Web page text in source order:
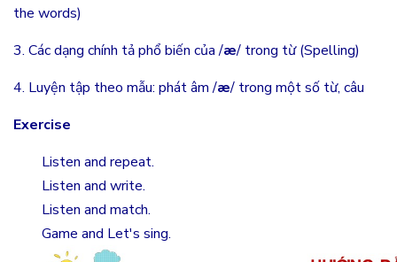
the words)
3. Các dạng chính tả phổ biến của /æ/ trong từ (Spelling)
4. Luyện tập theo mẫu: phát âm /æ/ trong một số từ, câu
Exercise
Listen and repeat.
Listen and write.
Listen and match.
Game and Let's sing.